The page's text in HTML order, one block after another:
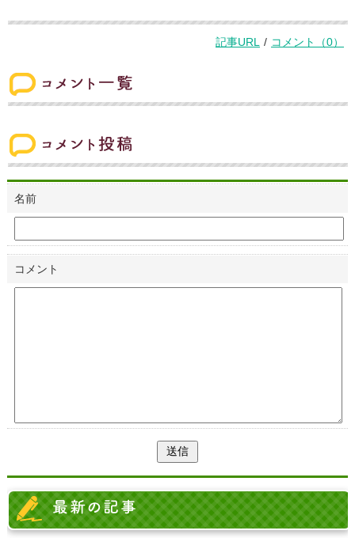
記事URL / コメント（0）
名前
コメント